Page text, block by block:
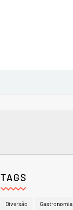
TAGS
Diversão Gastronomia